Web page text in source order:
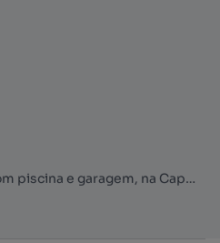
Moradia T3+1 moderna, com piscina e garagem, na Caparica